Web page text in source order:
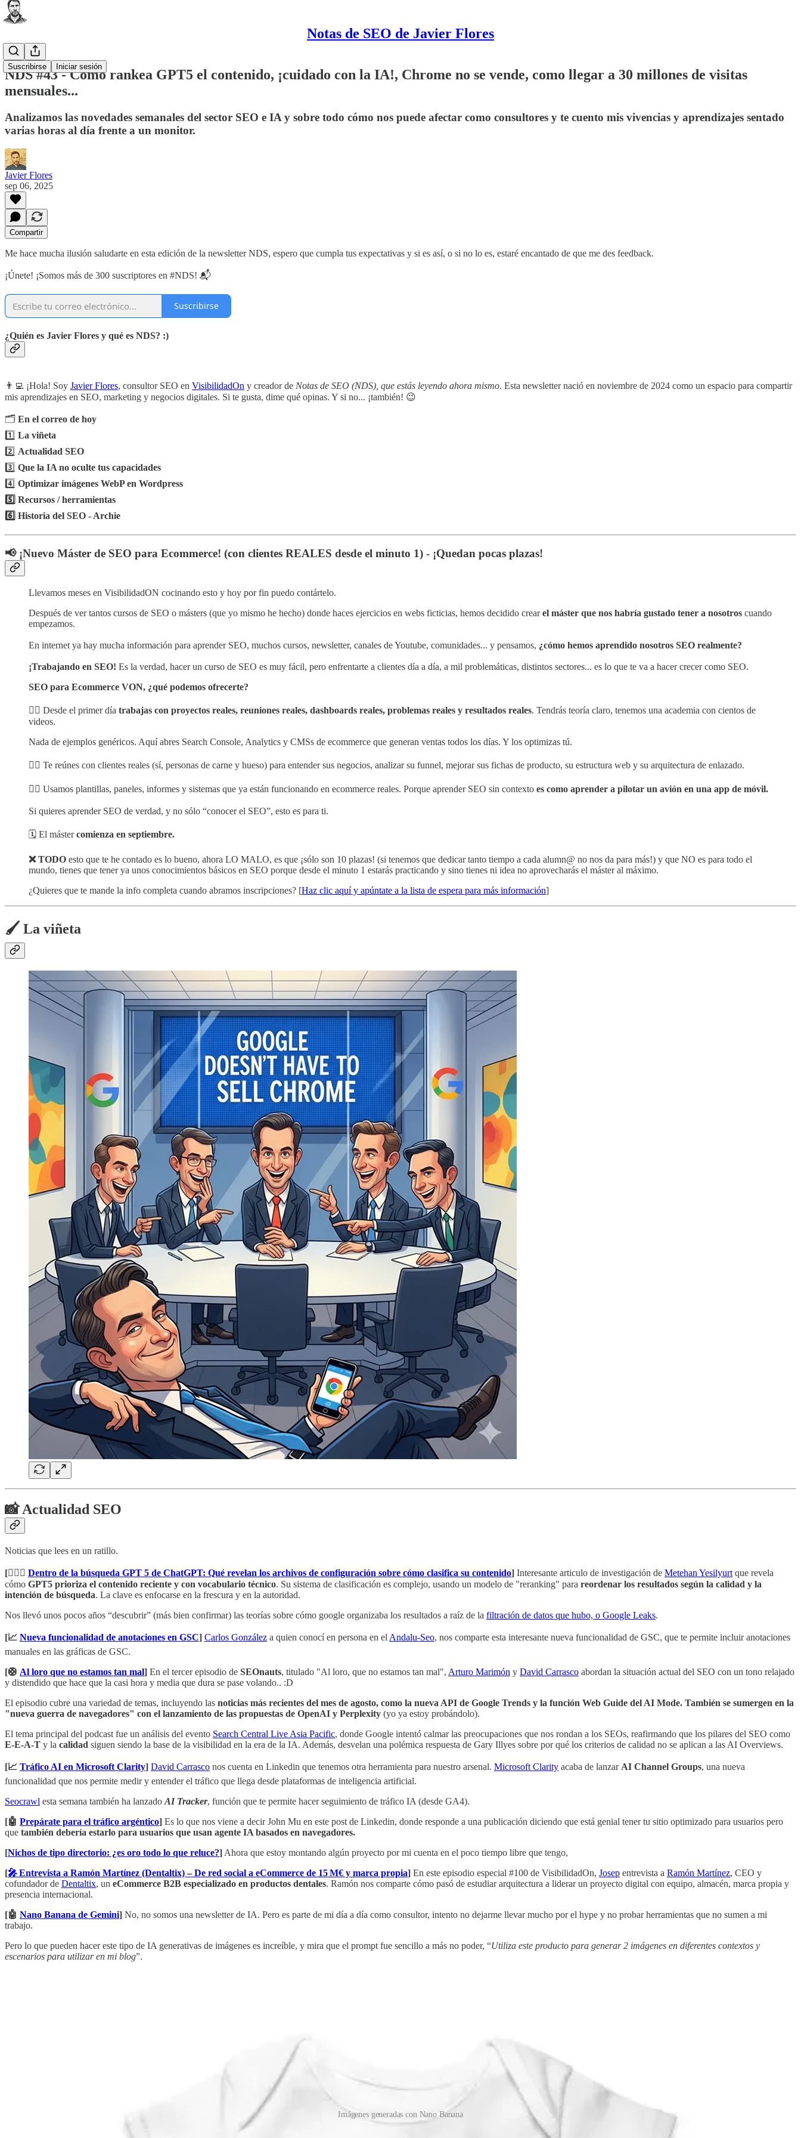
Notas de SEO de Javier Flores
Suscribirse Iniciar sesión
NDS #43 - Cómo rankea GPT5 el contenido, ¡cuidado con la IA!, Chrome no se vende, como llegar a 30 millones de visitas
mensuales...
Analizamos las novedades semanales del sector SEO e IA y sobre todo cómo nos puede afectar como consultores y te cuento mis vivencias y aprendizajes sentado
varias horas al día frente a un monitor.
Javier Flores
sep 06, 2025
Compartir
Me hace mucha ilusión saludarte en esta edición de la newsletter NDS, espero que cumpla tus expectativas y si es así, o si no lo es, estaré encantado de que me des feedback.
¡Únete! ¡Somos más de 300 suscriptores en #NDS! 📬
Suscribirse
¿Quién es Javier Flores y qué es NDS? :)
👨‍💻 ¡Hola! Soy Javier Flores, consultor SEO en VisibilidadOn y creador de Notas de SEO (NDS), que estás leyendo ahora mismo. Esta newsletter nació en noviembre de 2024 como un espacio para compartir
mis aprendizajes en SEO, marketing y negocios digitales. Si te gusta, dime qué opinas. Y si no... ¡también! 😉
🗂️ En el correo de hoy
1️⃣ La viñeta
2️⃣ Actualidad SEO
3️⃣ Que la IA no oculte tus capacidades
4️⃣ Optimizar imágenes WebP en Wordpress
5️⃣ Recursos / herramientas
6️⃣ Historia del SEO - Archie
📢 ¡Nuevo Máster de SEO para Ecommerce! (con clientes REALES desde el minuto 1) - ¡Quedan pocas plazas!
Llevamos meses en VisibilidadON cocinando esto y hoy por fin puedo contártelo.
Después de ver tantos cursos de SEO o másters (que yo mismo he hecho) donde haces ejercicios en webs ficticias, hemos decidido crearel máster que nos habría gustado tener a nosotros cuando
empezamos.
En internet ya hay mucha información para aprender SEO, muchos cursos, newsletter, canales de Youtube, comunidades... y pensamos, ¿cómo hemos aprendido nosotros SEO realmente?
¡Trabajando en SEO! Es la verdad, hacer un curso de SEO es muy fácil, pero enfrentarte a clientes día a día, a mil problemáticas, distintos sectores... es lo que te va a hacer crecer como SEO.
SEO para Ecommerce VON, ¿qué podemos ofrecerte?
👉🏻 Desde el primer día trabajas con proyectos reales, reuniones reales, dashboards reales, problemas reales y resultados reales. Tendrás teoría claro, tenemos una academia con cientos de
videos.
Nada de ejemplos genéricos. Aquí abres Search Console, Analytics y CMSs de ecommerce que generan ventas todos los días. Y los optimizas tú.
👉🏻 Te reúnes con clientes reales (sí, personas de carne y hueso) para entender sus negocios, analizar su funnel, mejorar sus fichas de producto, su estructura web y su arquitectura de enlazado.
👉🏻 Usamos plantillas, paneles, informes y sistemas que ya están funcionando en ecommerce reales. Porque aprender SEO sin contexto es como aprender a pilotar un avión en una app de móvil.
Si quieres aprender SEO de verdad, y no sólo “conocer el SEO”, esto es para ti.
🗓️ El mástercomienza en septiembre.
❌ TODO esto que te he contado es lo bueno, ahora LO MALO, es que ¡sólo son 10 plazas! (si tenemos que dedicar tanto tiempo a cada alumn@ no nos da para más!) y que NO es para todo el
mundo, tienes que tener ya unos conocimientos básicos en SEO porque desde el minuto 1 estarás practicando y sino tienes ni idea no aprovecharás el máster al máximo.
¿Quieres que te mande la info completa cuando abramos inscripciones? [Haz clic aquí y apúntate a la lista de espera para más información]
🖌️ La viñeta
📸 Actualidad SEO
Noticias que lees en un ratillo.
[🕵🏻‍♂️ Dentro de la búsqueda GPT 5 de ChatGPT: Qué revelan los archivos de configuración sobre cómo clasifica su contenido] Interesante articulo de investigación de Metehan Yesilyurt que revela
cómo GPT5 prioriza el contenido reciente y con vocabulario técnico. Su sistema de clasificación es complejo, usando un modelo de "reranking" para reordenar los resultados según la calidad y la
intención de búsqueda. La clave es enfocarse en la frescura y en la autoridad.
Nos llevó unos pocos años “descubrir” (más bien confirmar) las teorías sobre cómo google organizaba los resultados a raíz de la filtración de datos que hubo, o Google Leaks.
[📈 Nueva funcionalidad de anotaciones en GSC] Carlos González a quien conocí en persona en el Andalu-Seo, nos comparte esta interesante nueva funcionalidad de GSC, que te permite incluir anotaciones
manuales en las gráficas de GSC.
[🛟 Al loro que no estamos tan mal] En el tercer episodio de SEOnauts, titulado "Al loro, que no estamos tan mal", Arturo Marimón y David Carrasco abordan la situación actual del SEO con un tono relajado
y distendido que hace que la casi hora y media que dura se pase volando.. :D
El episodio cubre una variedad de temas, incluyendo las noticias más recientes del mes de agosto, como la nueva API de Google Trends y la función Web Guide del AI Mode. También se sumergen en la
"nueva guerra de navegadores" con el lanzamiento de las propuestas de OpenAI y Perplexity (yo ya estoy probándolo).
El tema principal del podcast fue un análisis del evento Search Central Live Asia Pacific, donde Google intentó calmar las preocupaciones que nos rondan a los SEOs, reafirmando que los pilares del SEO como
E-E-A-T y la calidad siguen siendo la base de la visibilidad en la era de la IA. Además, desvelan una polémica respuesta de Gary Illyes sobre por qué los criterios de calidad no se aplican a las AI Overviews.
[📈 Tráfico AI en Microsoft Clarity] David Carrasco nos cuenta en Linkedin que tenemos otra herramienta para nuestro arsenal. Microsoft Clarity acaba de lanzar AI Channel Groups, una nueva
funcionalidad que nos permite medir y entender el tráfico que llega desde plataformas de inteligencia artificial.
Seocrawl esta semana también ha lanzado AI Tracker, función que te permite hacer seguimiento de tráfico IA (desde GA4).
[🤖 Prepárate para el tráfico argéntico] Es lo que nos viene a decir John Mu en este post de Linkedin, donde responde a una publicación diciendo que está genial tener tu sitio optimizado para usuarios pero
que también debería estarlo para usuarios que usan agente IA basados en navegadores.
[Nichos de tipo directorio: ¿es oro todo lo que reluce?] Ahora que estoy montando algún proyecto por mi cuenta en el poco tiempo libre que tengo,
[🎤 Entrevista a Ramón Martínez (Dentaltix) – De red social a eCommerce de 15 M€ y marca propia] En este episodio especial #100 de VisibilidadOn, Josep entrevista a Ramón Martínez, CEO y
cofundador de Dentaltix, un eCommerce B2B especializado en productos dentales. Ramón nos comparte cómo pasó de estudiar arquitectura a liderar un proyecto digital con equipo, almacén, marca propia y
presencia internacional.
[🤖 Nano Banana de Gemini] No, no somos una newsletter de IA. Pero es parte de mi día a día como consultor, intento no dejarme llevar mucho por el hype y no probar herramientas que no sumen a mi
trabajo.
Pero lo que pueden hacer este tipo de IA generativas de imágenes es increíble, y mira que el prompt fue sencillo a más no poder, “Utiliza este producto para generar 2 imágenes en diferentes contextos y
escenarios para utilizar en mi blog”.
Imágenes generadas con Nano Banana